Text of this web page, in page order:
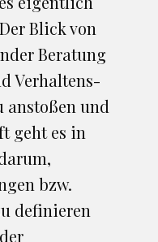
Blick von
Beratung
Verhaltens-
anstoßen und
geht es in
bzw.
definieren